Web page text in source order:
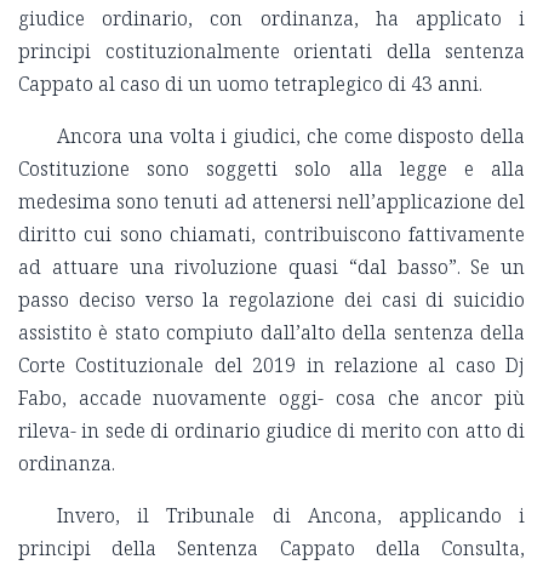
giudice ordinario, con ordinanza, ha applicato i
principi costituzionalmente orientati della sentenza
Cappato al caso di un uomo tetraplegico di 43 anni.
Ancora una volta i giudici, che come disposto della
Costituzione sono soggetti solo alla legge e alla
medesima sono tenuti ad attenersi nell’applicazione del
diritto cui sono chiamati, contribuiscono fattivamente
ad attuare una rivoluzione quasi “dal basso”. Se un
passo deciso verso la regolazione dei casi di suicidio
assistito è stato compiuto dall’alto della sentenza della
Corte Costituzionale del 2019 in relazione al caso Dj
Fabo, accade nuovamente oggi- cosa che ancor più
rileva- in sede di ordinario giudice di merito con atto di
ordinanza.
Invero, il Tribunale di Ancona, applicando i
principi della Sentenza Cappato della Consulta,